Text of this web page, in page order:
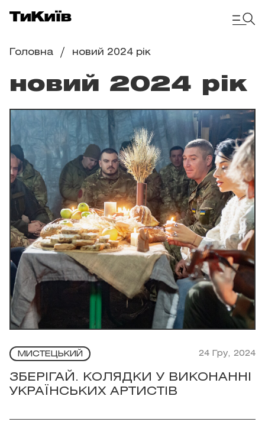
Головна новий 2024 рік
новий 2024 рік
МИСТЕЦЬКИЙ 24 Гру, 2024
ЗБЕРІГАЙ. КОЛЯДКИ У ВИКОНАННІ
УКРАЇНСЬКИХ АРТИСТІВ